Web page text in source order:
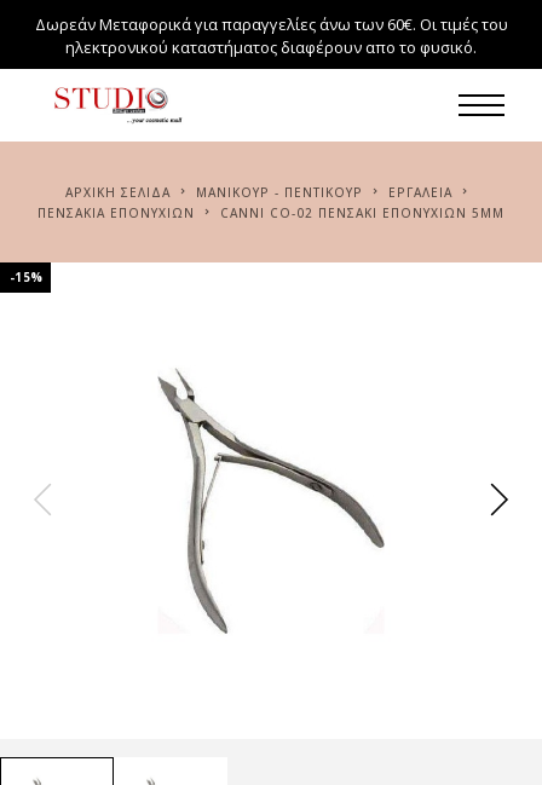
Δωρεάν Μεταφορικά για παραγγελίες άνω των 60€. Οι τιμές του
ηλεκτρονικού καταστήματος διαφέρουν απο το φυσικό.
ΑΡΧΙΚΉ ΣΕΛΊΔΑ ΜΑΝΙΚΟΥΡ - ΠΕΝΤΙΚΟΥΡ
ΕΡΓΑΛΕΙΑ
ΠΕΝΣΆΚΙΑ ΕΠΟΝΥΧΊΩΝ
CANNI CO-02 ΠΕΝΣΆΚΙ ΕΠΟΝΥΧΊΩΝ 5MM
-15%